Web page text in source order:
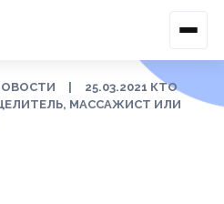
25.03.2021 КТО
МАССАЖИСТ ИЛИ